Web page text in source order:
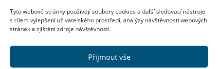
Tyto webové stránky používají soubory cookies a další sledovací nástroje
s cílem vylepšení uživatelského prostředí, analýzy návštěvnosti webových
stránek a zjištění zdroje návštěvnosti.
Přijmout vše
nám. Jana Palacha 1/2
116 38 Praha 1
DIČ: CZ00216208